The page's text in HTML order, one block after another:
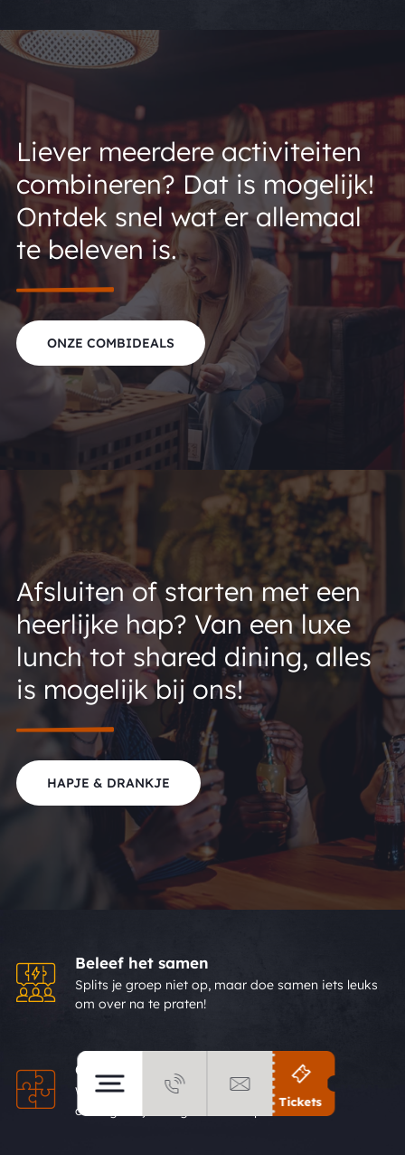
Tickets
Liever meerdere activiteiten
combineren? Dat is mogelijk!
Ontdek snel wat er allemaal
te beleven is.
ONZE COMBIDEALS
Afsluiten of starten met een
heerlijke hap? Van een luxe
lunch tot shared dining, alles
is mogelijk bij ons!
HAPJE & DRANKJE
Beleef het samen
Splits je groep niet op, maar doe samen iets leuks
om over na te praten!
Combideals mogelijk
Wij bieden meerdere activiteiten voor een
onvergetelijke dag. Dit alles op 1 locatie.